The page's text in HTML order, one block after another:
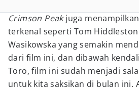
Crimson Peakjuga
terkenal seperti Tom
Wasikowska yang semakin
dari film ini, dan dibawah
Toro, film ini sudah menjadi
untuk kita saksikan di bulan ini.